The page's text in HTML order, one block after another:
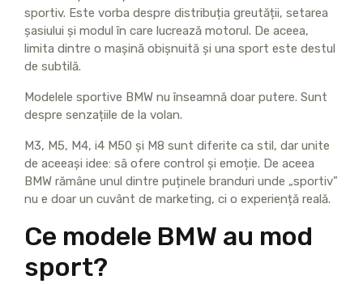
sportiv. Este vorba despre distribuția greutății, setarea
șasiului și modul în care lucrează motorul. De aceea,
limita dintre o mașină obișnuită și una sport este destul
de subtilă.
Modelele sportive BMW nu înseamnă doar putere. Sunt
despre senzațiile de la volan.
M3, M5, M4, i4 M50 și M8 sunt diferite ca stil, dar unite
de aceeași idee: să ofere control și emoție. De aceea
BMW rămâne unul dintre puținele branduri unde „sportiv”
nu e doar un cuvânt de marketing, ci o experiență reală.
Ce modele BMW au mod
sport?